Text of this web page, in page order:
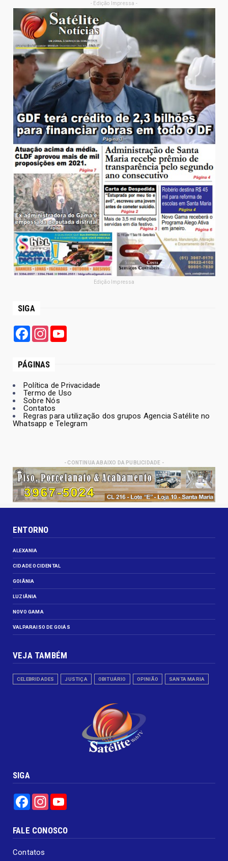
- Edição Impressa -
Edição Impressa
SIGA
FacebookInstagram
PÁGINAS
Política de Privacidade
Termo de Uso
Sobre Nós
Contatos
Regras para utilização dos grupos Agencia Satélite no
Whatsapp e Telegram
- CONTINUA ABAIXO DA PUBLICIDADE -
ENTORNO
ALEXANIA
CIDADE OCIDENTAL
GOIÂNIA
LUZIÂNIA
NOVO GAMA
VALPARAISO DE GOIÁS
VEJA TAMBÉM
CELEBRIDADES JUSTIÇA OBITUÁRIO OPINIÃO SANTA MARIA
SIGA
FacebookInstagram
FALE CONOSCO
Contatos